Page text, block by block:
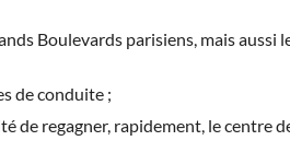
Boulevards parisiens, mais
de conduite ;
de regagner, rapidement, le centre